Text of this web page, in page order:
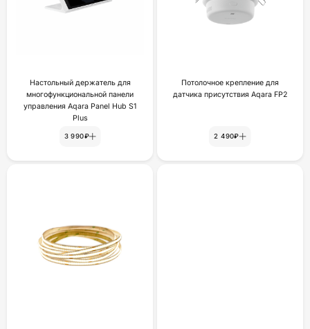
Настольный держатель для
многофункциональной панели
управления Aqara Panel Hub S1
Plus
3 990₽
Потолочное крепление для
датчика присутствия Aqara FP2
2 490₽